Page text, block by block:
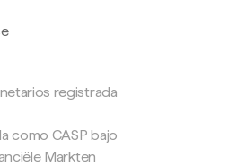
registrada
como CASP bajo
Markten